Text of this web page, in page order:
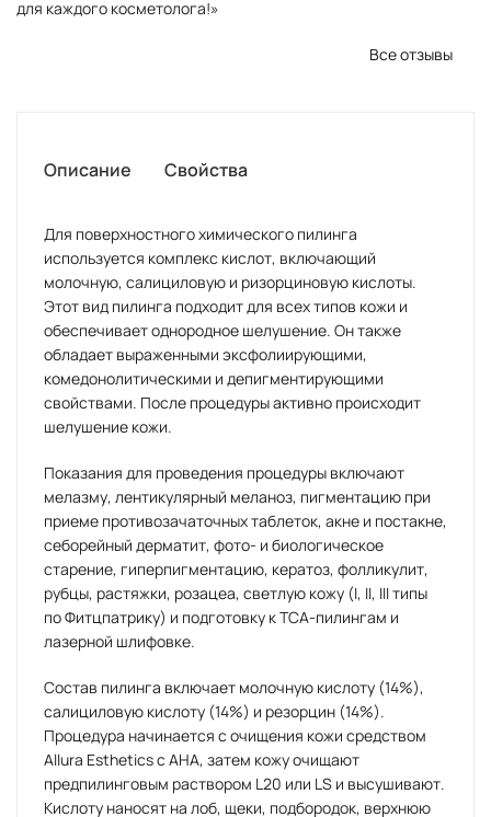
для каждого косметолога!»
Все отзывы
Описание Свойства
Для поверхностного химического пилинга
используется комплекс кислот, включающий
молочную, салициловую и ризорциновую кислоты.
Этот вид пилинга подходит для всех типов кожи и
обеспечивает однородное шелушение. Он также
обладает выраженными эксфолиирующими,
комедонолитическими и депигментирующими
свойствами. После процедуры активно происходит
шелушение кожи.
Показания для проведения процедуры включают
мелазму, лентикулярный меланоз, пигментацию при
приеме противозачаточных таблеток, акне и постакне,
себорейный дерматит, фото- и биологическое
старение, гиперпигментацию, кератоз, фолликулит,
рубцы, растяжки, розацеа, светлую кожу (I, II, III типы
по Фитцпатрику) и подготовку к ТСА-пилингам и
лазерной шлифовке.
Состав пилинга включает молочную кислоту (14%),
салициловую кислоту (14%) и резорцин (14%).
Процедура начинается с очищения кожи средством
Allura Esthetics с АНА, затем кожу очищают
предпилинговым раствором L20 или LS и высушивают.
Кислоту наносят на лоб, щеки, подбородок, верхнюю